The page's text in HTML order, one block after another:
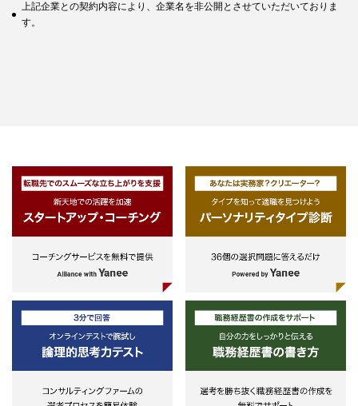
上記企業との契約内容により、企業名を非公開とさせていただいておりま
す。